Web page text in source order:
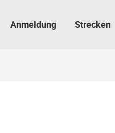
Anmeldung Strecken